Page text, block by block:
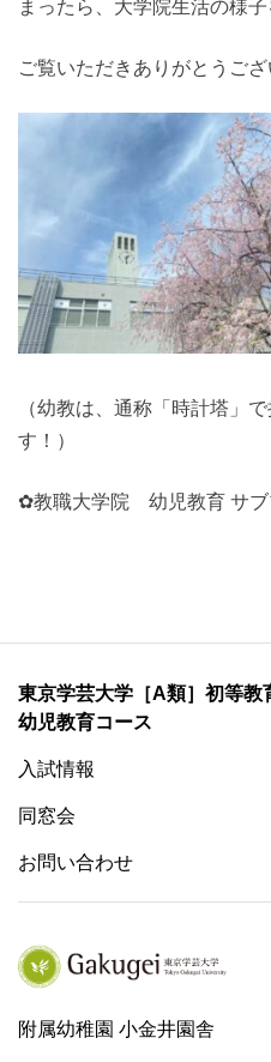
まったら、大学院生活の様
ご覧いただきありがとうご
（幼教は、通称「時計塔」
す！）
✿教職大学院 幼児教育 サ
東京学芸大学［A類］初等教
幼児教育コース
入試情報
同窓会
お問い合わせ
附属幼稚園 小金井園舎